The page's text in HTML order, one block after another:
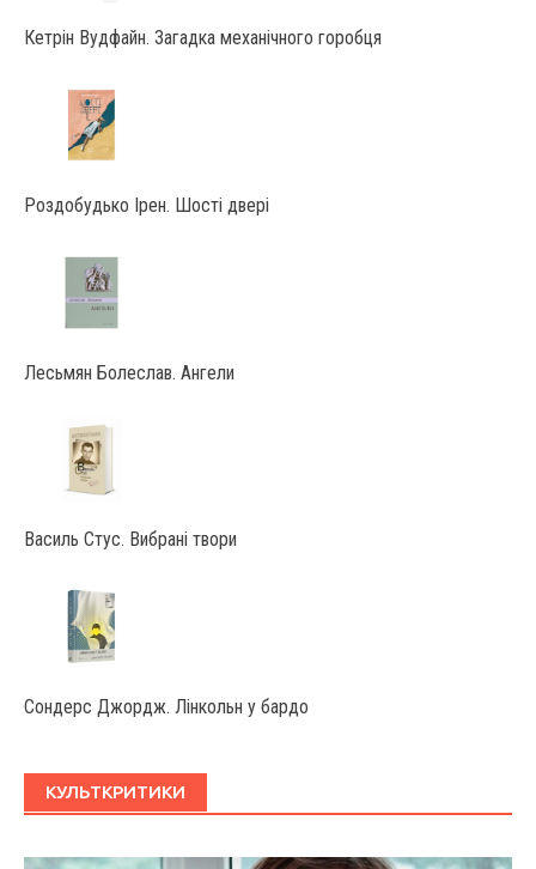
Кетрін Вудфайн. Загадка механічного горобця
Роздобудько Ірен. Шості двері
Лесьмян Болеслав. Ангели
Василь Стус. Вибрані твори
Сондерс Джордж. Лінкольн у бардо
КУЛЬТКРИТИКИ